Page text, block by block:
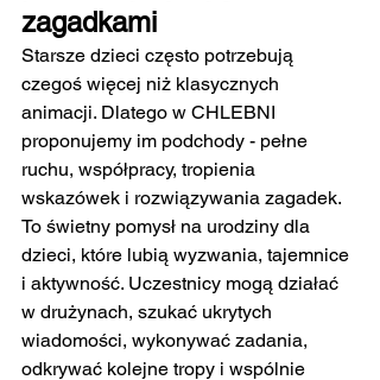
zagadkami
Starsze dzieci często potrzebują
czegoś więcej niż klasycznych
animacji. Dlatego w CHLEBNI
proponujemy im podchody - pełne
ruchu, współpracy, tropienia
wskazówek i rozwiązywania zagadek.
To świetny pomysł na urodziny dla
dzieci, które lubią wyzwania, tajemnice
i aktywność. Uczestnicy mogą działać
w drużynach, szukać ukrytych
wiadomości, wykonywać zadania,
odkrywać kolejne tropy i wspólnie